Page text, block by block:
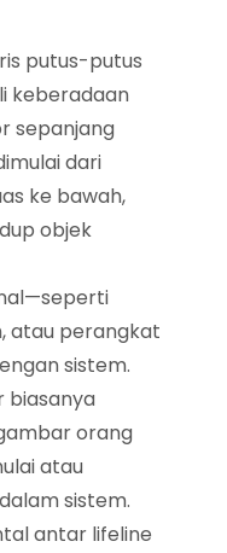
putus-putus
keberadaan
sepanjang
dari
ke bawah,
objek
atau perangkat
sistem.
biasanya
orang
atau
sistem.
antar lifeline